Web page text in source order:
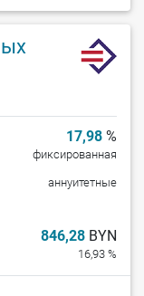
17,98 %
фиксированная
аннуитетные
846,28 BYN
16,93 %